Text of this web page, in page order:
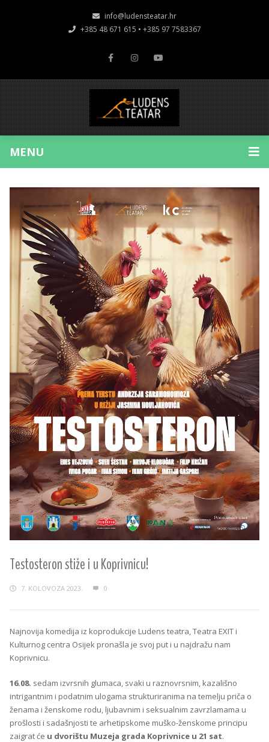
info@ludensteatar.hr
+385 48 671 615 • +385 97 7583367
MENU
Testosteron stiže i u Koprivnicu!
7. KOLOVOZA 2023. 0
Najnovija komedija iz koprodukcije Ludens teatra, Teatra EXIT i
Kulturnog centra Osijek pronašla je svoj put i u najdražu nam
Koprivnicu.
16.08. sedam izvrsnih glumaca, svaki u raznovrsnim, kazališno
intrigantnim i podatnim ulogama strukturiranima na temelju priča o
ženama i ženskome rodu, ljubavnim i seksualnim zavrzlamama u
prošlosti i sadašnjosti te arhetipskome muško-ženskome principu
zaigrat će u dvorištu Muzeja grada Koprivnice u 21 sat.